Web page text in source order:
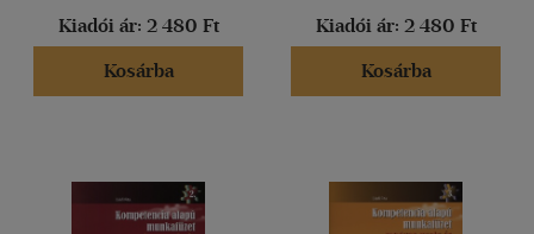
Kiadói ár: 2 480 Ft
Kosárba
Kiadói ár: 2 480 Ft
Kosárba